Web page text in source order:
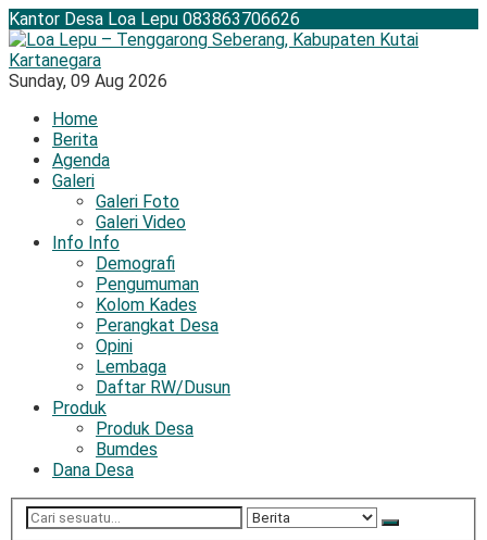
Kantor Desa Loa Lepu 083863706626
Sunday, 09 Aug 2026
Home
Berita
Agenda
Galeri
Galeri Foto
Galeri Video
Info Info
Demografi
Pengumuman
Kolom Kades
Perangkat Desa
Opini
Lembaga
Daftar RW/Dusun
Produk
Produk Desa
Bumdes
Dana Desa